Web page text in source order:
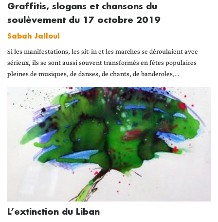
Graffitis, slogans et chansons du
soulèvement du 17 octobre 2019
Sabah Jalloul
Si les manifestations, les sit-in et les marches se déroulaient avec
sérieux, ils se sont aussi souvent transformés en fêtes populaires
pleines de musiques, de danses, de chants, de banderoles,...
L’extinction du Liban